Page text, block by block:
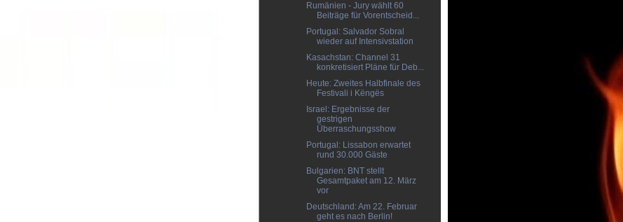
Rumänien - Jury wählt 60
Beiträge für Vorentscheid...
Portugal: Salvador Sobral
wieder auf Intensivstation
Kasachstan: Channel 31
konkretisiert Pläne für Deb...
Heute: Zweites Halbfinale des
Festivali i Këngës
Israel: Ergebnisse der
gestrigen
Überraschungsshow
Portugal: Lissabon erwartet
rund 30.000 Gäste
Bulgarien: BNT stellt
Gesamtpaket am 12. März
vor
Deutschland: Am 22. Februar
geht es nach Berlin!